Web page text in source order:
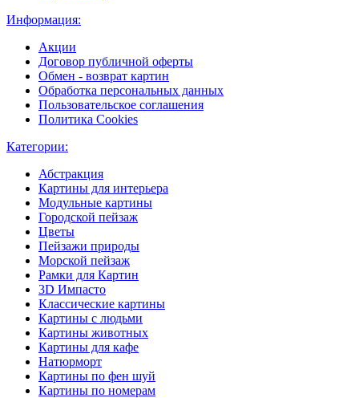
Информация:
Акции
Договор публичной оферты
Обмен - возврат картин
Обработка персональных данных
Пользовательское соглашения
Политика Cookies
Категории:
Абстракция
Картины для интерьера
Модульные картины
Городской пейзаж
Цветы
Пейзажи природы
Морской пейзаж
Рамки для Картин
3D Импасто
Классические картины
Картины с людьми
Картины животных
Картины для кафе
Натюрморт
Картины по фен шуй
Картины по номерам